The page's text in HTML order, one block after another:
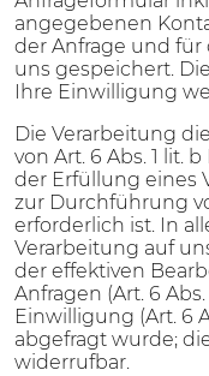
angegebenen
der Anfrage und für
uns gespeichert.
Ihre Einwilligung
Die Verarbeitung
von Art. 6 Abs. 1 lit.
der Erfüllung eines
zur Durchführung
erforderlich ist. In
Verarbeitung auf
der effektiven
Anfragen (Art. 6
Einwilligung (Art. 6
abgefragt wurde;
widerrufbar.